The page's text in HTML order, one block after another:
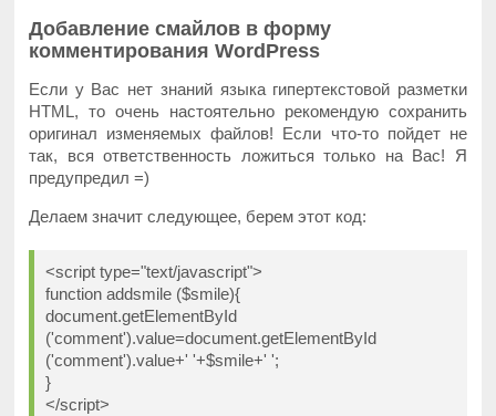
Добавление смайлов в форму
комментирования WordPress
Если у Вас нет знаний языка гипертекстовой разметки
HTML, то очень настоятельно рекомендую сохранить
оригинал изменяемых файлов! Если что-то пойдет не
так, вся ответственность ложиться только на Вас! Я
предупредил =)
Делаем значит следующее, берем этот код:
<script type="text/javascript">
function addsmile ($smile){
document.getElementById
('comment').value=document.getElementById
('comment').value+' '+$smile+' ';
}
</script>